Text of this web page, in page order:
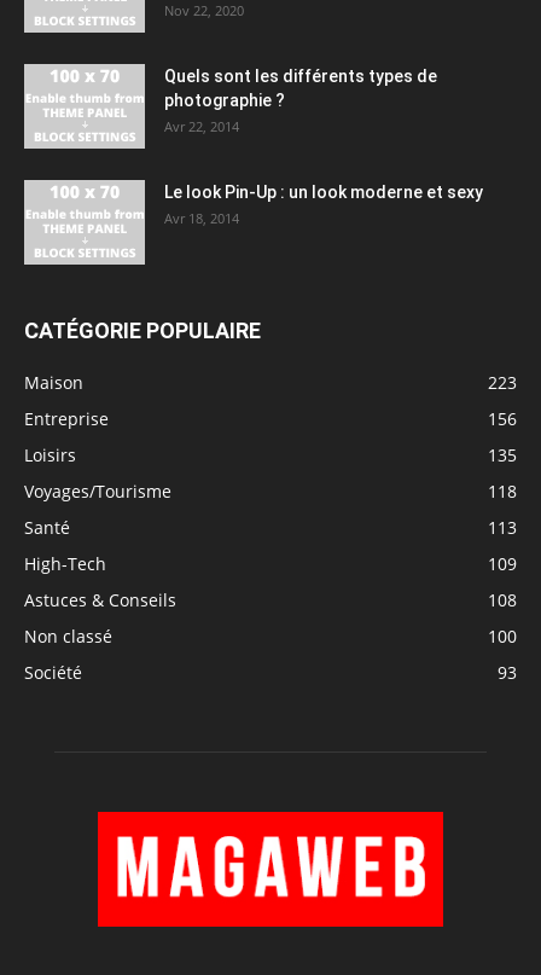
Nov 22, 2020
Quels sont les différents types de
photographie ?
Avr 22, 2014
Le look Pin-Up : un look moderne et sexy
Avr 18, 2014
CATÉGORIE POPULAIRE
Maison
223
Entreprise
156
Loisirs
135
Voyages/Tourisme
118
Santé
113
High-Tech
109
Astuces & Conseils
108
Non classé
100
Société
93